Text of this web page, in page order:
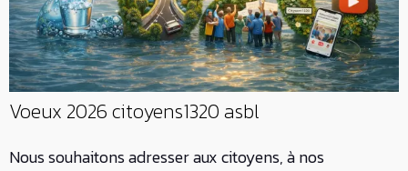
Voeux 2026 citoyens1320 asbl
Nous souhaitons adresser aux citoyens, à nos